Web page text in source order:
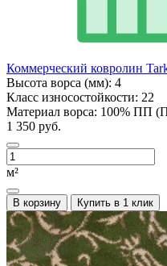
Коммерческий ковролин
Высота ворса (мм): 4
Класс износостойкости: 22
Материал ворса: 100% ПП
1 350 руб.
м²
В корзину Купить в 1 клик